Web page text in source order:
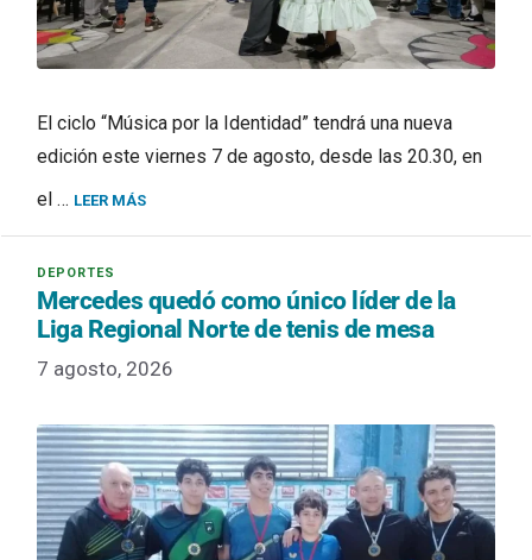
El ciclo “Música por la Identidad” tendrá una nueva
edición este viernes 7 de agosto, desde las 20.30, en
el … LEER MÁS
Mercedes quedó como único líder de la
Liga Regional Norte de tenis de mesa
7 agosto, 2026